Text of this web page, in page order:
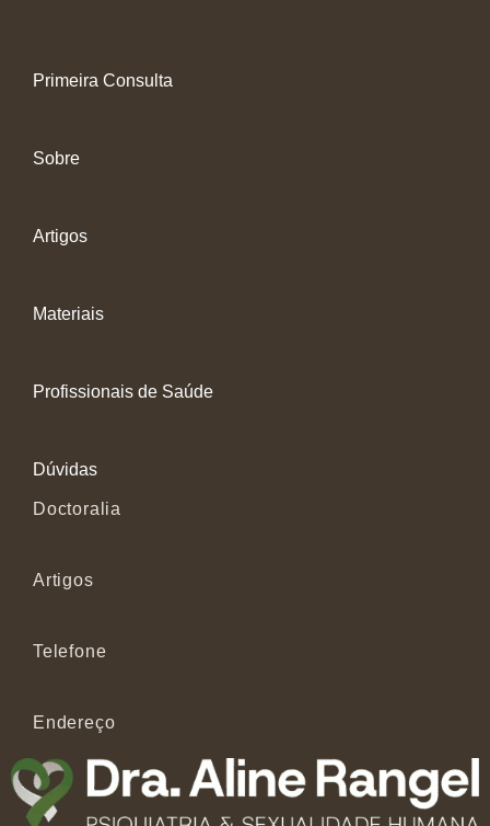
Primeira Consulta
Sobre
Artigos
Materiais
Profissionais de Saúde
Dúvidas
Doctoralia
Artigos
Telefone
Endereço